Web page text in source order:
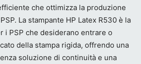
che ottimizza la produzione
La stampante HP Latex R530 è la
i PSP che desiderano entrare o
della stampa rigida, offrendo una
soluzione di continuità e una